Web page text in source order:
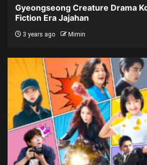
Gyeongseong Creature Drama
Fiction Era Jajahan
3 years ago Mimin